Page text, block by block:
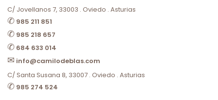
C/ Jovellanos 7, 33003 . Oviedo . Asturias
✆ 985 211 851
✆ 985 218 657
✆ 684 633 014
✉ info@camilodeblas.com
C/ Santa Susana 8, 33007 . Oviedo . Asturias
✆ 985 274 524